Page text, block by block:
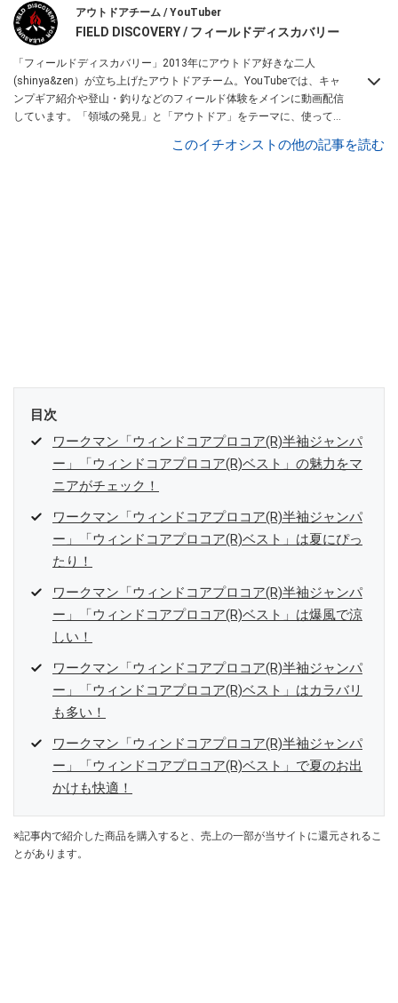
アウトドアチーム / YouTuber
FIELD DISCOVERY / フィールドディスカバリー
「フィールドディスカバリー」2013年にアウトドア好きな二人
(shinya&zen）が立ち上げたアウトドアチーム。YouTubeでは、キャ
ンプギア紹介や登山・釣りなどのフィールド体験をメインに動画配信
しています。「領域の発見」と「アウトドア」をテーマに、使ってて
このイチオシストの他の記事を読む
目次
ワークマン「ウィンドコアプロコア(R)半袖ジャンパ
ー」「ウィンドコアプロコア(R)ベスト」の魅力をマ
ニアがチェック！
ワークマン「ウィンドコアプロコア(R)半袖ジャンパ
ー」「ウィンドコアプロコア(R)ベスト」は夏にぴっ
たり！
ワークマン「ウィンドコアプロコア(R)半袖ジャンパ
ー」「ウィンドコアプロコア(R)ベスト」は爆風で涼
しい！
ワークマン「ウィンドコアプロコア(R)半袖ジャンパ
ー」「ウィンドコアプロコア(R)ベスト」はカラバリ
も多い！
ワークマン「ウィンドコアプロコア(R)半袖ジャンパ
ー」「ウィンドコアプロコア(R)ベスト」で夏のお出
かけも快適！
※記事内で紹介した商品を購入すると、売上の一部が当サイトに還元されるこ
とがあります。